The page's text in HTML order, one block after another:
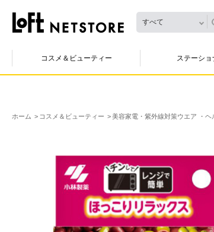
すべて
コスメ＆ビューティー ステーショ
ホーム コスメ＆ビューティー 美容家電・紫外線対策ウエア ・ヘ